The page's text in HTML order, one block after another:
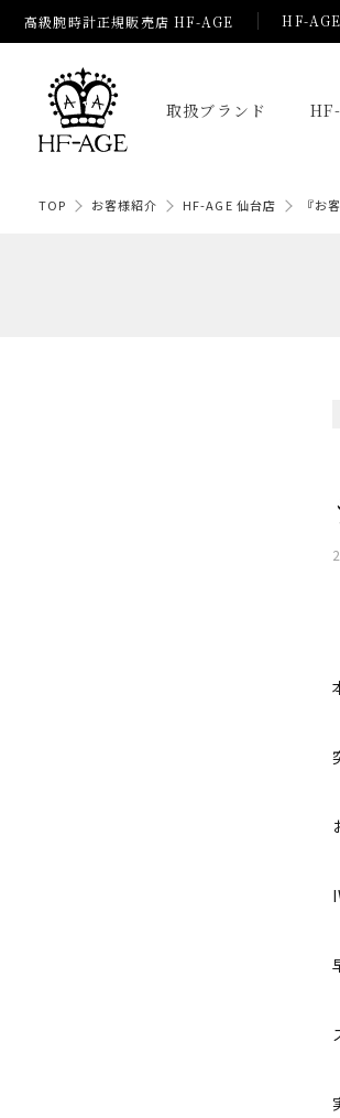
高級腕時計正規販売店 HF-AGE HF-
取扱ブランド
TOP お客様紹介 HF-AGE 仙台店 『お